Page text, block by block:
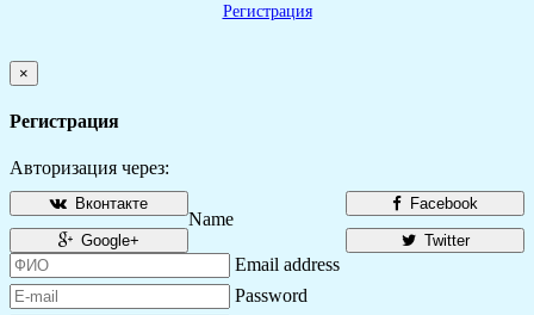
Регистрация
×
Регистрация
Авторизация через:
Facebook
Вконтакте
Twitter
Google+
Name
Email address
Password